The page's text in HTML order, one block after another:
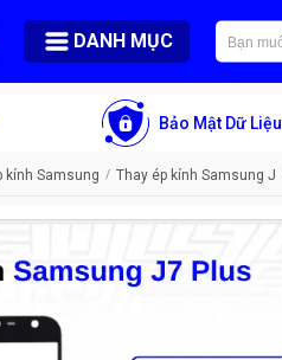
DANH MỤC
Bảo Mật Dữ Liệu
kính Samsung Thay ép kính Samsung J